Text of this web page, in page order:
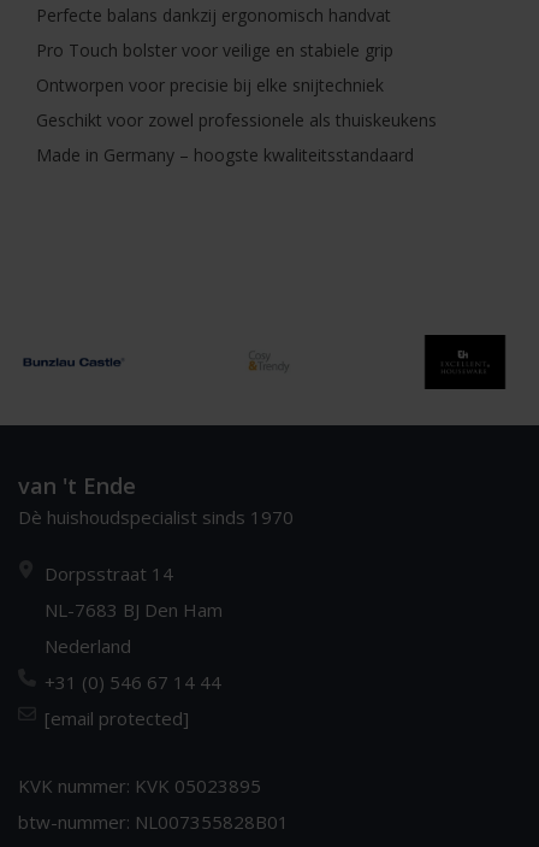
Perfecte balans dankzij ergonomisch handvat
Pro Touch bolster voor veilige en stabiele grip
Ontworpen voor precisie bij elke snijtechniek
Geschikt voor zowel professionele als thuiskeukens
Made in Germany – hoogste kwaliteitsstandaard
van 't Ende
Dè huishoudspecialist sinds 1970
Dorpsstraat 14
NL-7683 BJ Den Ham
Nederland
+31 (0) 546 67 14 44
[email protected]
KVK nummer: KVK 05023895
btw-nummer: NL007355828B01